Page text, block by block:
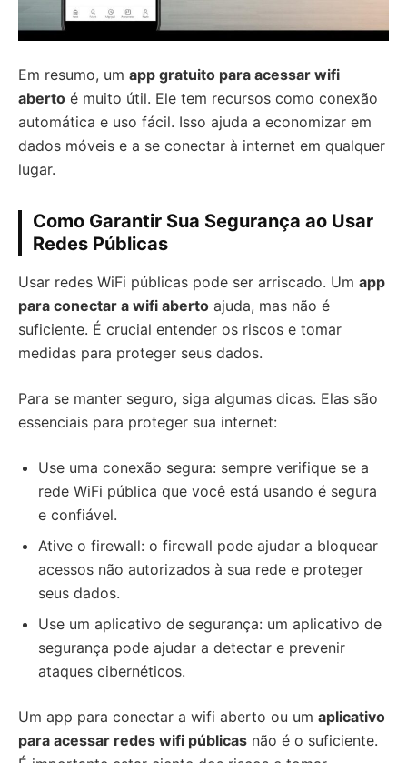
Em resumo, um app gratuito para acessar wifi
aberto é muito útil. Ele tem recursos como conexão
automática e uso fácil. Isso ajuda a economizar em
dados móveis e a se conectar à internet em qualquer
lugar.
Como Garantir Sua Segurança ao Usar
Redes Públicas
Usar redes WiFi públicas pode ser arriscado. Um app
para conectar a wifi aberto ajuda, mas não é
suficiente. É crucial entender os riscos e tomar
medidas para proteger seus dados.
Para se manter seguro, siga algumas dicas. Elas são
essenciais para proteger sua internet:
Use uma conexão segura: sempre verifique se a
rede WiFi pública que você está usando é segura
e confiável.
Ative o firewall: o firewall pode ajudar a bloquear
acessos não autorizados à sua rede e proteger
seus dados.
Use um aplicativo de segurança: um aplicativo de
segurança pode ajudar a detectar e prevenir
ataques cibernéticos.
Um app para conectar a wifi aberto ou um aplicativo
para acessar redes wifi públicas não é o suficiente.